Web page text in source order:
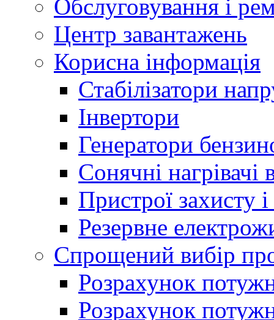
Обслуговування і
Центр завантажень
Корисна інформація
Стабілізатори
Інвертори
Генератори
Сонячні нагрівачі
Пристрої захисту і
Резервне
Спрощений вибір
Розрахунок
Розрахунок